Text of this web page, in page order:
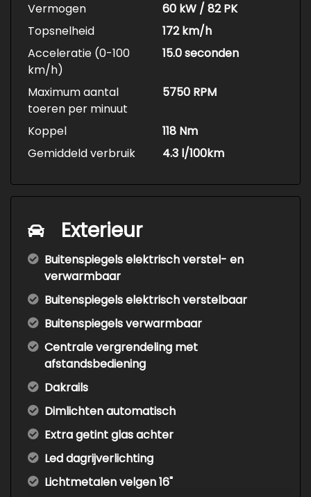
Vermogen
60 kW / 82 PK
Topsnelheid
172 km/h
Acceleratie (0-100
km/h)
15.0 seconden
Maximum aantal
toeren per minuut
5750 RPM
Koppel
118 Nm
Gemiddeld verbruik
4.3 l/100km
Exterieur
Buitenspiegels elektrisch verstel- en
verwarmbaar
Buitenspiegels elektrisch verstelbaar
Buitenspiegels verwarmbaar
Centrale vergrendeling met
afstandsbediening
Dakrails
Dimlichten automatisch
Extra getint glas achter
Led dagrijverlichting
Lichtmetalen velgen 16"